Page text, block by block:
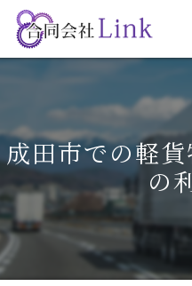
成田市での軽
の